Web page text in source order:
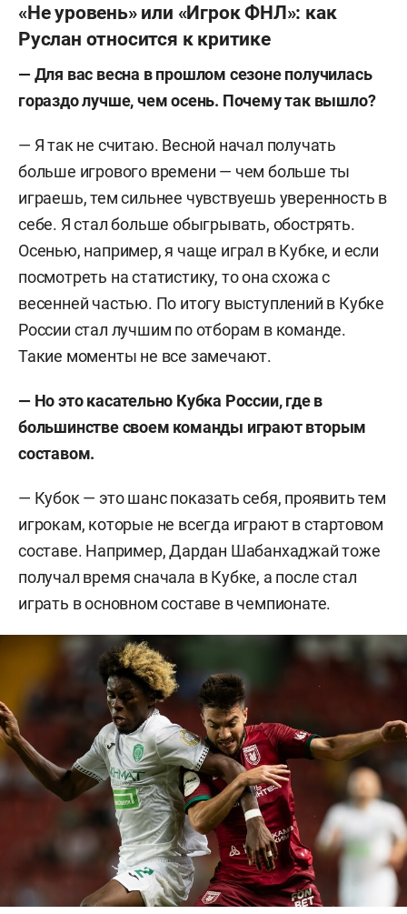
«Не уровень» или «Игрок ФНЛ»: как
Руслан относится к критике
— Для вас весна в прошлом сезоне получилась
гораздо лучше, чем осень. Почему так вышло?
— Я так не считаю. Весной начал получать
больше игрового времени — чем больше ты
играешь, тем сильнее чувствуешь уверенность в
себе. Я стал больше обыгрывать, обострять.
Осенью, например, я чаще играл в Кубке, и если
посмотреть на статистику, то она схожа с
весенней частью. По итогу выступлений в Кубке
России стал лучшим по отборам в команде.
Такие моменты не все замечают.
— Но это касательно Кубка России, где в
большинстве своем команды играют вторым
составом.
— Кубок — это шанс показать себя, проявить тем
игрокам, которые не всегда играют в стартовом
составе. Например, Дардан Шабанхаджай тоже
получал время сначала в Кубке, а после стал
играть в основном составе в чемпионате.